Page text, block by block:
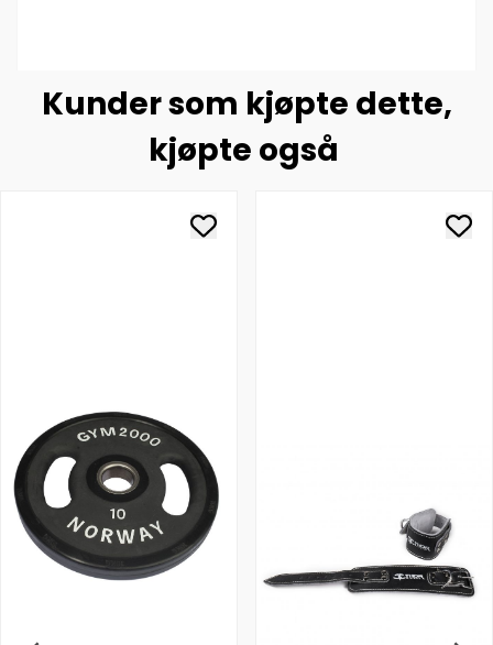
Kunder som kjøpte dette,
kjøpte også